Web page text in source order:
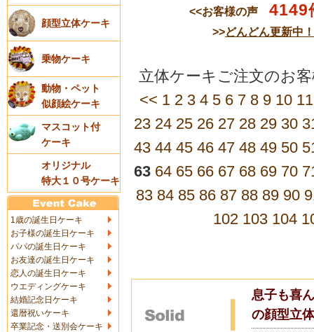
顔型立体ケーキ
乗物ケーキ
動物・ペット
似顔絵ケーキ
マスコット付
ケーキ
オリジナル
特大１０号ケーキ
1歳の誕生日ケーキ
お子様の誕生日ケーキ
パパの誕生日ケーキ
お友達の誕生日ケーキ
恋人の誕生日ケーキ
ウエディングケーキ
結婚記念日ケーキ
還暦祝いケーキ
卒業記念・送別会ケーキ
<<お客様の声 4149
>>どんどん更新中
立体ケーキご注文の
<< 1 2 3 4 5 6 7 8 9 10 11
23 24 25 26 27 28 29 30
43 44 45 46 47 48 49 50
63 64 65 66 67 68 69 70
83 84 85 86 87 88 89 90
102 103 104
息子も喜
の顔型立